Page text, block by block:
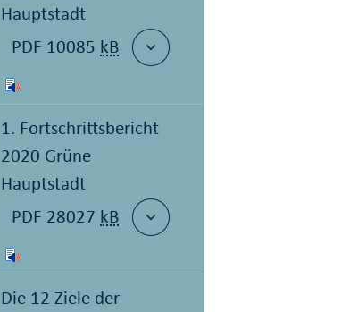
Hauptstadt
PDF 10085 kB
1. Fortschrittsbericht
2020 Grüne
Hauptstadt
PDF 28027 kB
Die 12 Ziele der